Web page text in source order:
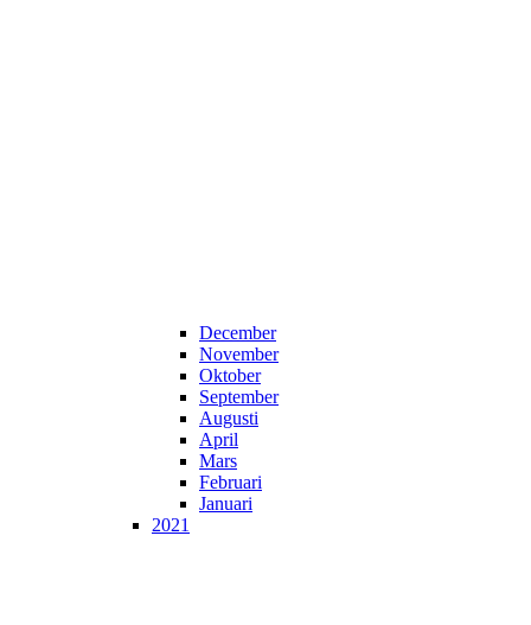
December
November
Oktober
September
Augusti
April
Mars
Februari
Januari
2021